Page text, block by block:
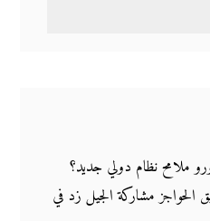
ملامح نظام دولي جديد؟
مشاركة الجيل زد في